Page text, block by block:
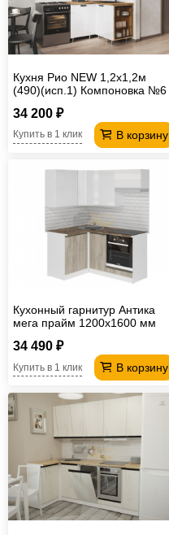
Кухня Рио NEW 1,2х1,2м
(490)(исп.1) Компоновка №6
34 200 ₽
В корзину
Купить в 1 клик
Кухонный гарнитур Антика
мега прайм 1200х1600 мм
34 490 ₽
В корзину
Купить в 1 клик